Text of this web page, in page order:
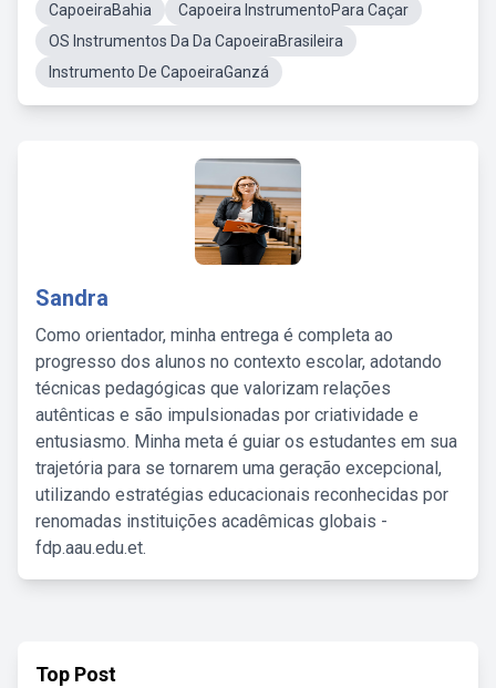
CapoeiraBahia
Capoeira InstrumentoPara Caçar
OS Instrumentos Da Da CapoeiraBrasileira
Instrumento De CapoeiraGanzá
Sandra
Como orientador, minha entrega é completa ao
progresso dos alunos no contexto escolar, adotando
técnicas pedagógicas que valorizam relações
autênticas e são impulsionadas por criatividade e
entusiasmo. Minha meta é guiar os estudantes em sua
trajetória para se tornarem uma geração excepcional,
utilizando estratégias educacionais reconhecidas por
renomadas instituições acadêmicas globais -
fdp.aau.edu.et.
Top Post